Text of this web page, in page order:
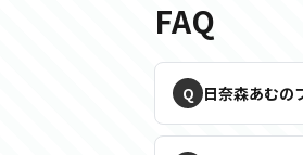
FAQ
日奈森あむの